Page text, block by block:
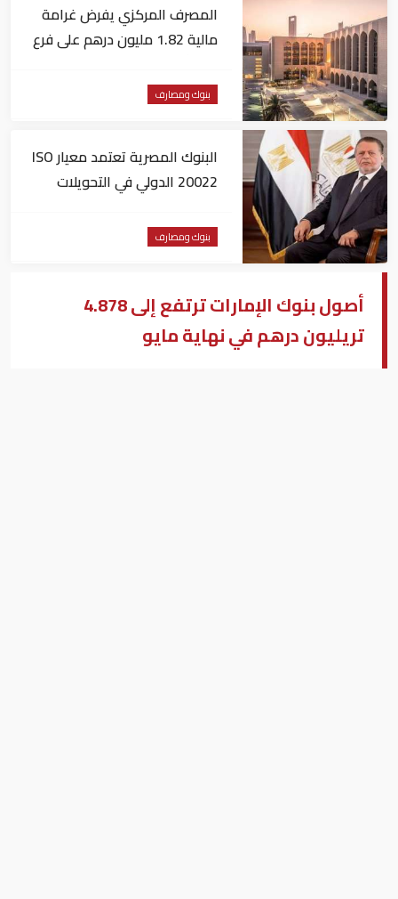
المصرف المركزي يفرض غرامة
مالية 1.82 مليون درهم على فرع
بنوك ومصارف
البنوك المصرية تعتمد معيار ISO
20022 الدولي في التحويلات
بنوك ومصارف
أصول بنوك الإمارات ترتفع إلى 4.878
تريليون درهم في نهاية مايو